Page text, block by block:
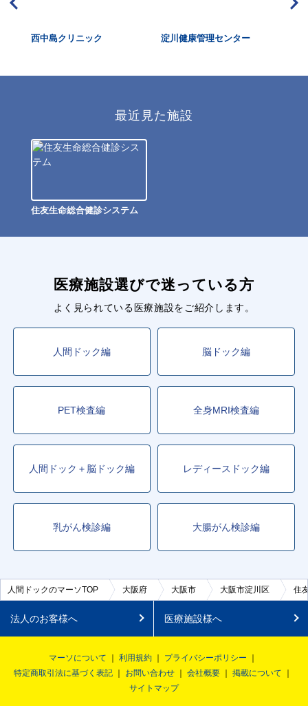
西中島クリニック 淀川健康管理センター
最近見た施設
住友生命総合健診システム
医療施設選びで迷っている方
よく見られている医療施設をご紹介します。
人間ドック編 脳ドック編
PET検査編 全身MRI検査編
人間ドック＋脳ドック編 レディースドック編
乳がん検診編 大腸がん検診編
人間ドックのマーソTOP 大阪府 大阪市 大阪市淀川区 住
法人のお客様へ 医療施設様へ
マーソについて 利用規約
プライバシーポリシー
特定商取引法に基づく表記
お問い合わせ 会社概要
掲載について
サイトマップ